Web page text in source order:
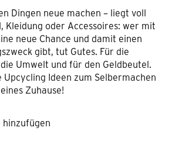
Dingen neue machen – liegt voll
Kleidung oder Accessoires: wer mit
neue Chance und damit einen
gibt, tut Gutes. Für die
Umwelt und für den Geldbeutel.
Ideen zum Selbermachen
Zuhause!